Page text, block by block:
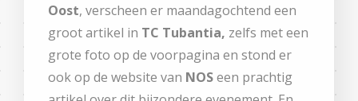
Oost, verscheen er maandagochtend een
groot artikel in TC Tubantia, zelfs met een
grote foto op de voorpagina en stond er
ook op de website van NOSeen prachtig